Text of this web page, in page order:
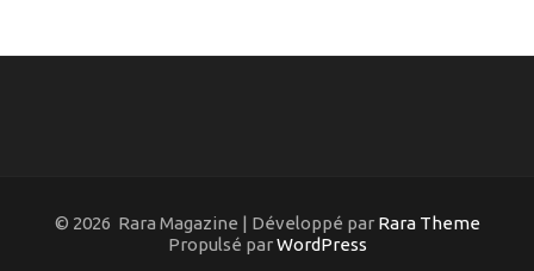
© 2026 Rara Magazine | Développé par Rara Theme
Propulsé parWordPress